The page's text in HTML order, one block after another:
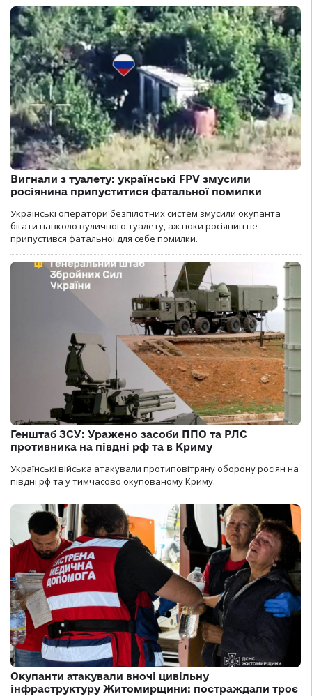
Вигнали з туалету: українські FPV змусили
росіянина припуститися фатальної помилки
Українські оператори безпілотних систем змусили окупанта
бігати навколо вуличного туалету, аж поки росіянин не
припустився фатальної для себе помилки.
Генштаб ЗСУ: Уражено засоби ППО та РЛС
противника на півдні рф та в Криму
Українські війська атакували протиповітряну оборону росіян на
півдні рф та у тимчасово окупованому Криму.
Окупанти атакували вночі цивільну
інфраструктуру Житомирщини: постраждали троє